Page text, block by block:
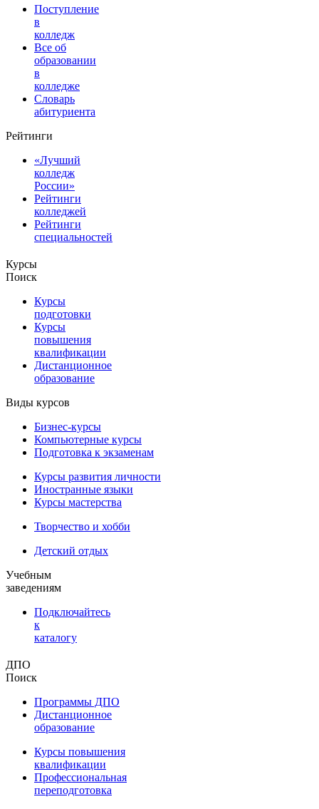
Поступление
в
колледж
Все об
образовании
в
колледже
Словарь
абитуриента
Рейтинги
«Лучший
колледж
России»
Рейтинги
колледжей
Рейтинги
специальностей
Курсы
Поиск
Курсы
подготовки
Курсы
повышения
квалификации
Дистанционное
образование
Виды курсов
Бизнес-курсы
Компьютерные курсы
Подготовка к экзаменам
Курсы развития личности
Иностранные языки
Курсы мастерства
Творчество и хобби
Детский отдых
Учебным
заведениям
Подключайтесь
к
каталогу
ДПО
Поиск
Программы ДПО
Дистанционное
образование
Курсы повышения
квалификации
Профессиональная
переподготовка